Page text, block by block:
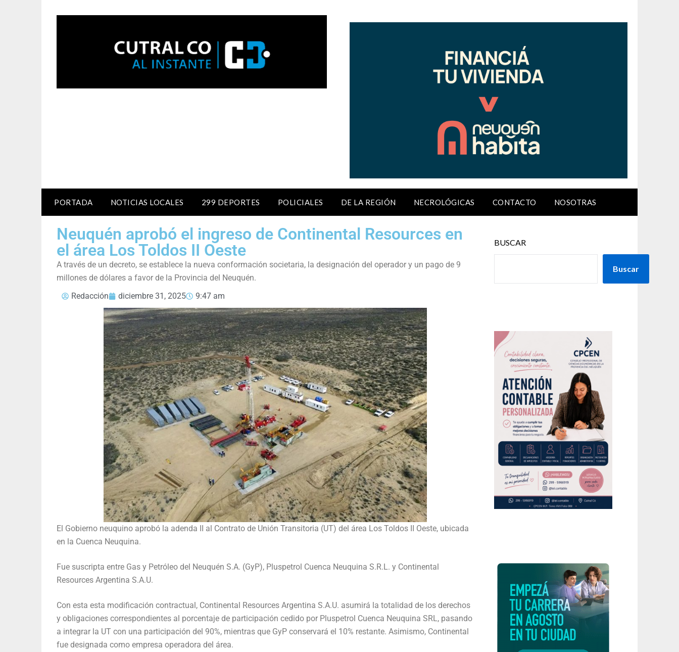
PORTADA NOTICIAS LOCALES 299 DEPORTES POLICIALES DE LA REGIÓN NECROLÓGICAS CONTACTO NOSOTRAS
Neuquén aprobó el ingreso de Continental Resources en
el área Los Toldos II Oeste
A través de un decreto, se establece la nueva conformación societaria, la designación del operador y un pago de 9
millones de dólares a favor de la Provincia del Neuquén.
Redacción
diciembre 31, 2025 9:47 am
El Gobierno neuquino aprobó la adenda II al Contrato de Unión Transitoria (UT) del área Los Toldos II Oeste, ubicada
en la Cuenca Neuquina.
Fue suscripta entre Gas y Petróleo del Neuquén S.A. (GyP), Pluspetrol Cuenca Neuquina S.R.L. y Continental
Resources Argentina S.A.U.
Con esta esta modificación contractual, Continental Resources Argentina S.A.U. asumirá la totalidad de los derechos
y obligaciones correspondientes al porcentaje de participación cedido por Pluspetrol Cuenca Neuquina SRL, pasando
a integrar la UT con una participación del 90%, mientras que GyP conservará el 10% restante. Asimismo, Continental
fue designada como empresa operadora del área.
BUSCAR
Buscar